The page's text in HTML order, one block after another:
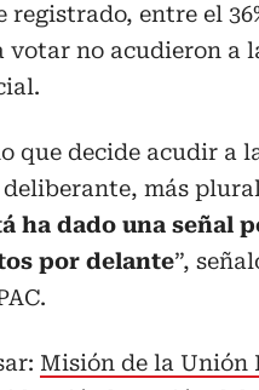
registrado, entre el
no acudieron a
que decide acudir a
más
ha dado una señal
por delante”,
Misión de la Unión